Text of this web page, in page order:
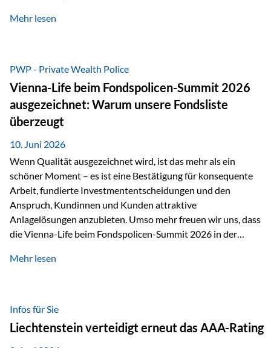
elektrischer – und genau dort spielt Silber eine
Leitfähigkeit aller Metalle. Diese Eigenschaft macht es für
zahlreiche Zukunftstechnologien praktisch unverzichtbar.
Silber findet sich unter anderem in: Solarmodulen
Elektrofahrzeugen Halbleitern Smartphones und Tablets…
Mehr lesen
PWP - Private Wealth Police
Vienna-Life beim Fondspolicen-Summit 2026
ausgezeichnet: Warum unsere Fondsliste
überzeugt
10. Juni 2026
Wenn Qualität ausgezeichnet wird, ist das mehr als ein
schöner Moment – es ist eine Bestätigung für konsequente
Arbeit, fundierte Investmententscheidungen und den
Anspruch, Kundinnen und Kunden attraktive
Anlagelösungen anzubieten. Umso mehr freuen wir uns, dass
die Vienna-Life beim Fondspolicen-Summit 2026 in der
dieser Ehrung ist der renommierte Fondspolicenreport der
analysiert und verglichen wurden. Das Ergebnis: Die ETF-
Auswahl der Vienna-Life zählt zu den drei besten Angeboten
am Markt. Für uns ist diese Auszeichnung eine Bestätigung
Mehr lesen
Infos für Sie
Liechtenstein verteidigt erneut das AAA-Rating